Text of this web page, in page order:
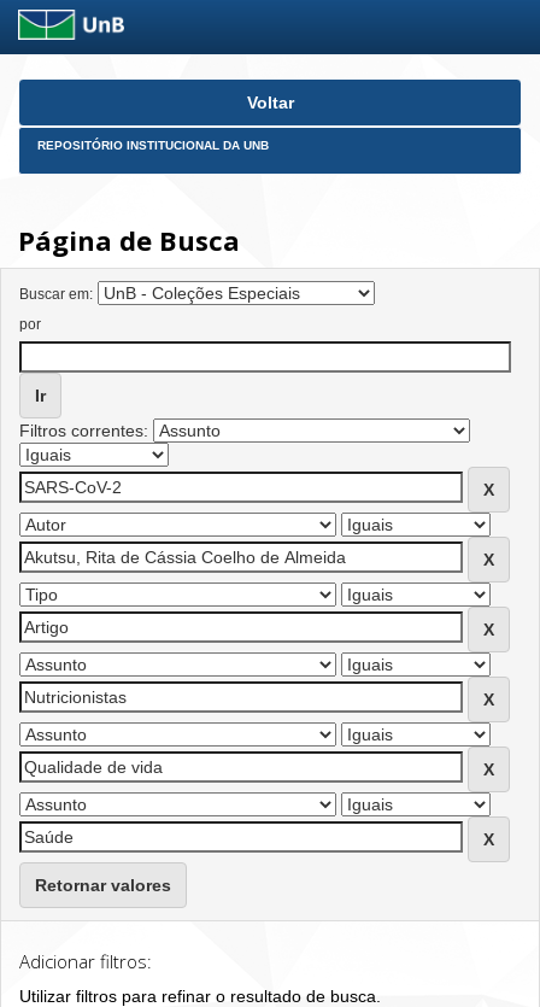
Skip
Voltar
REPOSITÓRIO INSTITUCIONAL DA UNB
Página de Busca
Buscar em:
por
Filtros correntes:
Retornar valores
Adicionar filtros:
Utilizar filtros para refinar o resultado de busca.